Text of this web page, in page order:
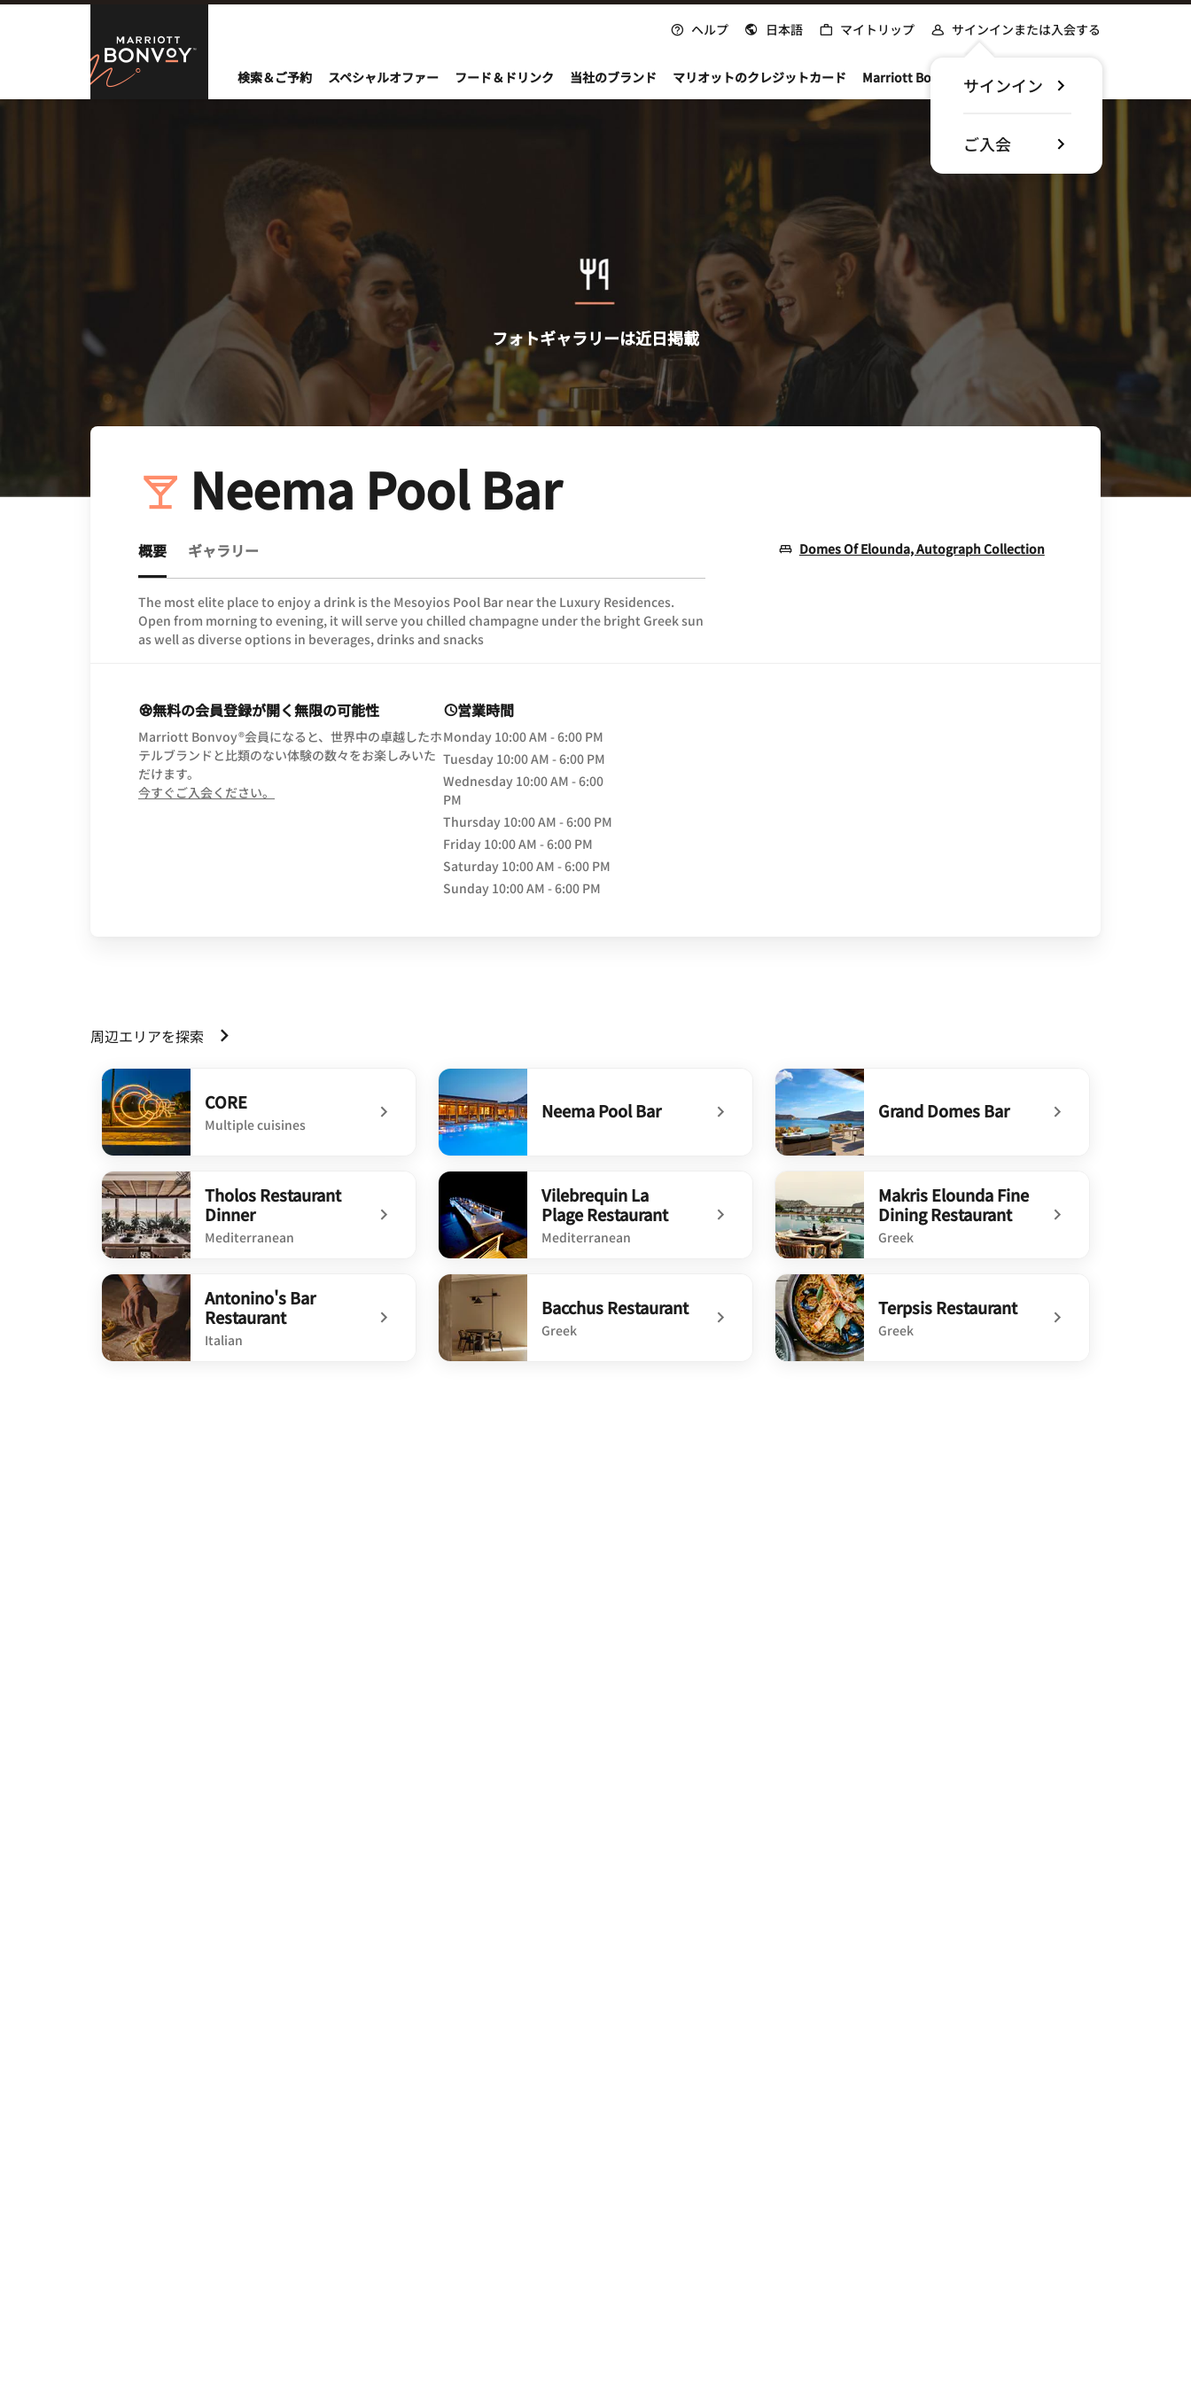
Skip to Content
Marriott Bonvoy
ヘルプ 日本語 マイトリップ サインインまたは入会する
サインイン
ご入会
検索＆ご予約 スペシャルオファー フード＆ドリンク 当社のブランド マリオットのクレジットカード Marriott Bonvoyについて
フォトギャラリーは近日掲載
Neema Pool Bar
概要 ギャラリー
The most elite place to enjoy a drink is the Mesoyios Pool Bar near the Luxury Residences.
Open from morning to evening, it will serve you chilled champagne under the bright Greek sun
as well as diverse options in beverages, drinks and snacks
Domes Of Elounda, Autograph CollectionOpens In New
無料の会員登録が開く無限の可能性
Marriott Bonvoy®会員になると、世界中の卓越したホ
テルブランドと比類のない体験の数々をお楽しみいた
だけます。
今すぐご入会ください。
営業時間
Monday 10:00 AM - 6:00 PM
Tuesday 10:00 AM - 6:00 PM
Wednesday 10:00 AM - 6:00
PM
Thursday 10:00 AM - 6:00 PM
Friday 10:00 AM - 6:00 PM
Saturday 10:00 AM - 6:00 PM
Sunday 10:00 AM - 6:00 PM
周辺エリアを探索
CORE
Multiple cuisines
undefined CORE
Neema Pool Bar
undefined Neema Pool Bar
Grand Domes Bar
undefined Grand Domes Bar
Tholos Restaurant
Dinner
Mediterranean
undefined Tholos Restaurant Dinner
Vilebrequin La
Plage Restaurant
Mediterranean
undefined Vilebrequin La Plage Restaurant
Makris Elounda Fine
Dining Restaurant
Greek
undefined Makris Elounda Fine Dining Restaurant
Antonino's Bar
Restaurant
Italian
Bacchus Restaurant
Greek
Terpsis Restaurant
Greek